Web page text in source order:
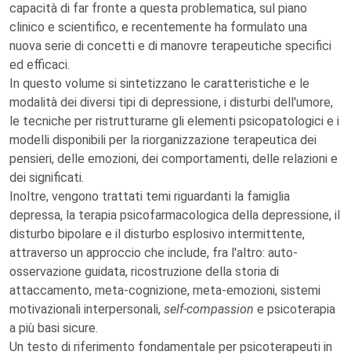
capacità di far fronte a questa problematica, sul piano
clinico e scientifico, e recentemente ha formulato una
nuova serie di concetti e di manovre terapeutiche specifici
ed efficaci.
In questo volume si sintetizzano le caratteristiche e le
modalità dei diversi tipi di depressione, i disturbi dell'umore,
le tecniche per ristrutturarne gli elementi psicopatologici e i
modelli disponibili per la riorganizzazione terapeutica dei
pensieri, delle emozioni, dei comportamenti, delle relazioni e
dei significati.
Inoltre, vengono trattati temi riguardanti la famiglia
depressa, la terapia psicofarmacologica della depressione, il
disturbo bipolare e il disturbo esplosivo intermittente,
attraverso un approccio che include, fra l'altro: auto-
osservazione guidata, ricostruzione della storia di
attaccamento, meta-cognizione, meta-emozioni, sistemi
motivazionali interpersonali, self-compassion e psicoterapia
a più basi sicure.
Un testo di riferimento fondamentale per psicoterapeuti in